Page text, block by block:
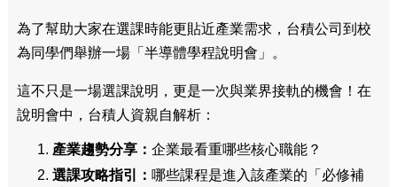
為了幫助大家在選課時能更貼近產業需求，台積公司到校
為同學們舉辦一場「半導體學程說明會」。
這不只是一場選課說明，更是一次與業界接軌的機會！在
說明會中，台積人資親自解析：
產業趨勢分享： 企業最看重哪些核心職能？
選課攻略指引： 哪些課程是進入該產業的「必修補